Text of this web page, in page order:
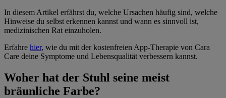
In diesem Artikel erfährst du, welche Ursachen häufig sind, welche
Hinweise du selbst erkennen kannst und wann es sinnvoll ist,
medizinischen Rat einzuholen.
Erfahre hier, wie du mit der kostenfreien App-Therapie von Cara
Care deine Symptome und Lebensqualität verbessern kannst.
Woher hat der Stuhl seine meist
bräunliche Farbe?